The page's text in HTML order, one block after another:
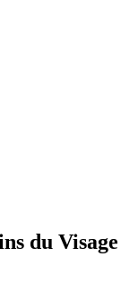
du Visage